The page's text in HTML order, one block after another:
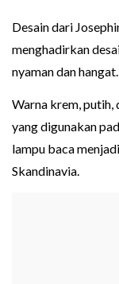
Desain dari
menghadirkan
nyaman dan hangat.
Warna krem,
yang digunakan
lampu baca
Skandinavia.